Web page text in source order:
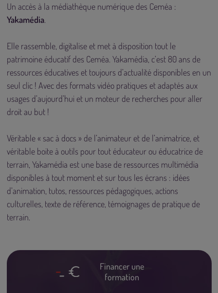
Un accès à la médiathèque numérique des Ceméa :
Yakamédia.
Elle rassemble, digitalise et met à disposition tout le
patrimoine éducatif des Ceméa. Yakamédia, c’est 80 ans de
ressources éducatives et toujours d’actualité disponibles en un
seul clic ! Avec des formats vidéo pratiques et adaptés aux
usages d’aujourd’hui et un moteur de recherches pour aller
droit au but !
Véritable « sac à docs » de l’animateur et de l’animatrice, et
véritable boite à outils pour tout éducateur ou éducatrice de
terrain, Yakamédia est une base de ressources multimédia
disponibles à tout moment et sur tous les écrans : idées
d’animation, tutos, ressources pédagogiques, actions
culturelles, texte de référence, témoignages de pratique de
terrain.
Financer une
formation